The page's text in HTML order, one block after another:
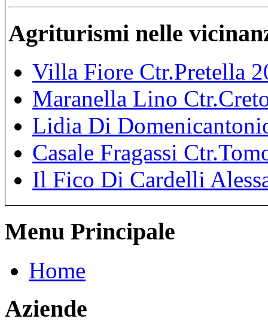
Agriturismi nelle
Villa Fiore Ctr.Pretella
Maranella Lino
Lidia Di
Casale Fragassi
Il Fico Di Cardelli
Menu Principale
Home
Aziende